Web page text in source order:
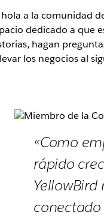
a la comunidad
dedicado a que
hagan
los negocios al
«Como
rápido
YellowBird